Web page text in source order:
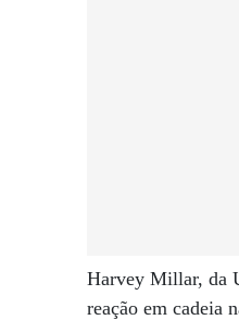
Harvey Millar, da
reação em cadeia